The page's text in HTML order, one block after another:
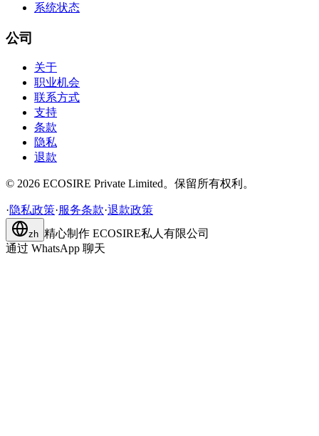
系统状态
公司
关于
职业机会
联系方式
支持
条款
隐私
退款
© 2026 ECOSIRE Private Limited。保留所有权利。
·隐私政策·服务条款·退款政策
zh 精心制作 ECOSIRE私人有限公司
通过 WhatsApp 聊天